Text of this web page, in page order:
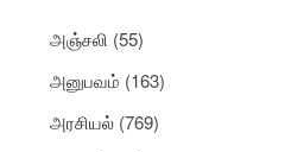
அஞ்சலி (55)
அனுபவம் (163)
அரசியல் (769)